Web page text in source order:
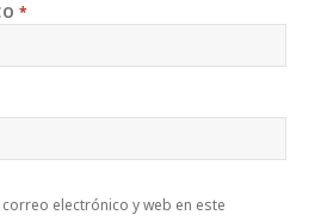
*
electrónico y web en este